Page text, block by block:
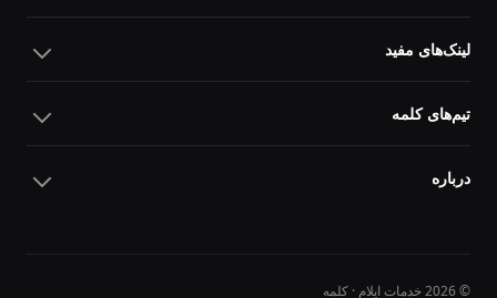
لینک‌های مفید
تیم‌های کلمه
درباره
© 2026 خدمات ایلام · کلمه